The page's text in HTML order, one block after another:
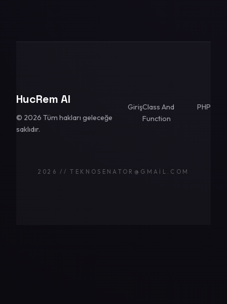
HucRem AI
© 2026 Tüm hakları geleceğe
saklıdır.
GirişClass And
Function
PHP
2026 // TEKNOSENATOR@GMAIL.COM